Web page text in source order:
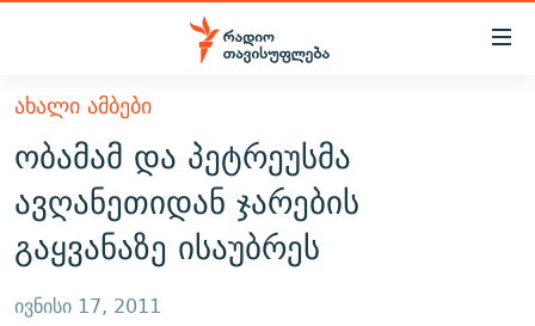
Accessibility
მთავარ
შინაარსზე
დაბრუნება
მთავარ
ნავიგაციაზე
დაბრუნება
ძიებაზე
ᲐᲮᲐᲚᲘ ᲐᲛᲑᲔᲑᲘ
ᲗᲔᲛᲔᲑᲘ
ᲞᲝᲚᲘᲢᲘᲙᲐ
ᲔᲙᲝᲜᲝᲛᲘᲙᲐ
ᲡᲐᲖᲝᲒᲐᲓᲝᲔᲑᲐ
ᲕᲘᲓᲔᲝ
ᲑᲚᲝᲒᲔᲑᲘ
ᲞᲝᲓᲙᲐᲡᲢᲔᲑᲘ
ᲐᲮᲐᲚᲘ ᲐᲛᲑᲔᲑᲘ
ობამამ და პეტრეუსმა
ავღანეთიდან ჯარების
გაყვანაზე ისაუბრეს
ივნისი 17, 2011